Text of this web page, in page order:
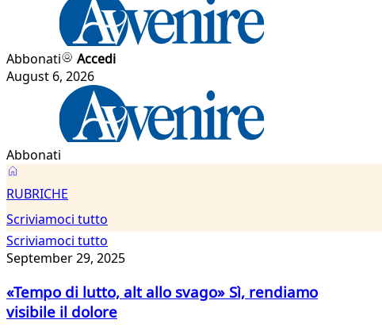
Abbonati
Accedi
August 6, 2026
Abbonati
Scriviamoci
tutto
RUBRICHE
Scriviamoci tutto
Scriviamoci tutto
September 29, 2025
«Tempo di lutto, alt allo svago» Sì, rendiamo
visibile il dolore